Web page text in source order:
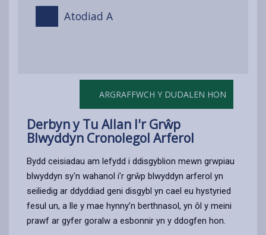
Atodiad A
ARGRAFFWCH Y DUDALEN HON
Derbyn y Tu Allan I'r Grŵp
Blwyddyn Cronolegol Arferol
Bydd ceisiadau am lefydd i ddisgyblion mewn grwpiau
blwyddyn sy'n wahanol i’r grŵp blwyddyn arferol yn
seiliedig ar ddyddiad geni disgybl yn cael eu hystyried
fesul un, a lle y mae hynny’n berthnasol, yn ôl y meini
prawf ar gyfer goralw a esbonnir yn y ddogfen hon.